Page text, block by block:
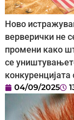
Ново
верверички не
промени како
се
04/09/2025